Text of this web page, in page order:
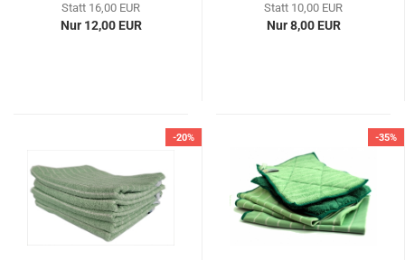
Statt 16,00 EUR
Nur 12,00 EUR
Statt 10,00 EUR
Nur 8,00 EUR
-20% -35%